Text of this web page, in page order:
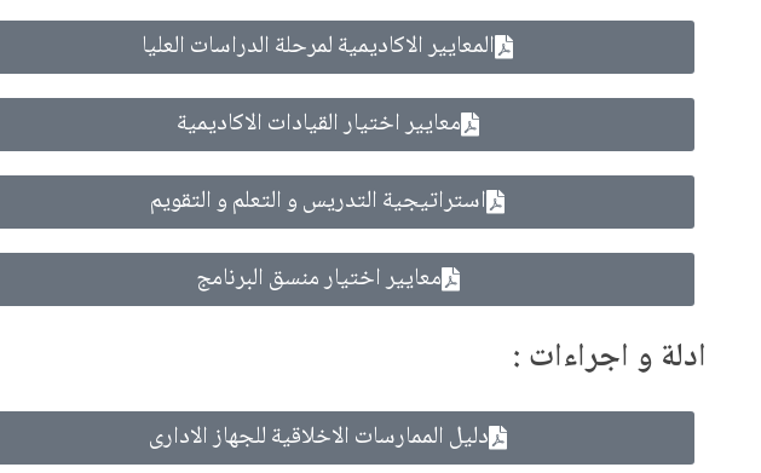
المعايير الاكاديمية لمرحلة الدراسات العليا
معايير اختيار القيادات الاكاديمية
استراتيجية التدريس و التعلم و التقويم
معايير اختيار منسق البرنامج
ادلة و اجراءات :
دليل الممارسات الاخلاقية للجهاز الادارى